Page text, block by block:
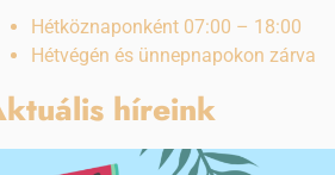
Hétköznaponként 07:00 – 18:00
Hétvégén és ünnepnapokon zárva
híreink